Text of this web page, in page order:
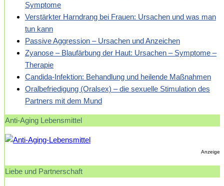
Symptome
Verstärkter Harndrang bei Frauen: Ursachen und was man
tun kann
Passive Aggression – Ursachen und Anzeichen
Zyanose – Blaufärbung der Haut: Ursachen – Symptome –
Therapie
Candida-Infektion: Behandlung und heilende Maßnahmen
Oralbefriedigung (Oralsex) – die sexuelle Stimulation des
Partners mit dem Mund
Anti-Aging Lebensmittel
Anzeige
Liebe und Partnerschaft